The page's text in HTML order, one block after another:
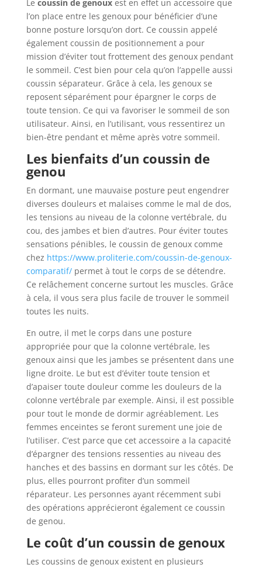
Le coussin de genoux est en effet un accessoire que
l’on place entre les genoux pour bénéficier d’une
bonne posture lorsqu’on dort. Ce coussin appelé
également coussin de positionnement a pour
mission d’éviter tout frottement des genoux pendant
le sommeil. C’est bien pour cela qu’on l’appelle aussi
coussin séparateur. Grâce à cela, les genoux se
reposent séparément pour épargner le corps de
toute tension. Ce qui va favoriser le sommeil de son
utilisateur. Ainsi, en l’utilisant, vous ressentirez un
bien-être pendant et même après votre sommeil.
Les bienfaits d’un coussin de
genou
En dormant, une mauvaise posture peut engendrer
diverses douleurs et malaises comme le mal de dos,
les tensions au niveau de la colonne vertébrale, du
cou, des jambes et bien d’autres. Pour éviter toutes
sensations pénibles, le coussin de genoux comme
chez https://www.proliterie.com/coussin-de-genoux-
comparatif/permet à tout le corps de se détendre.
Ce relâchement concerne surtout les muscles. Grâce
à cela, il vous sera plus facile de trouver le sommeil
toutes les nuits.
En outre, il met le corps dans une posture
appropriée pour que la colonne vertébrale, les
genoux ainsi que les jambes se présentent dans une
ligne droite. Le but est d’éviter toute tension et
d’apaiser toute douleur comme les douleurs de la
colonne vertébrale par exemple. Ainsi, il est possible
pour tout le monde de dormir agréablement. Les
femmes enceintes se feront surement une joie de
l’utiliser. C’est parce que cet accessoire a la capacité
d’épargner des tensions ressenties au niveau des
hanches et des bassins en dormant sur les côtés. De
plus, elles pourront profiter d’un sommeil
réparateur. Les personnes ayant récemment subi
des opérations apprécieront également ce coussin
de genou.
Le coût d’un coussin de genoux
Les coussins de genoux existent en plusieurs